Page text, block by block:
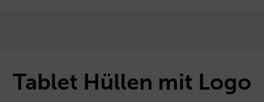
Tablet Hüllen mit Logo